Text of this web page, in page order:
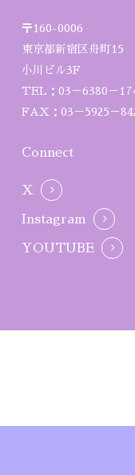
〒160-0006
東京都新宿区舟町15
小川ビル3F
TEL：03－6380－
FAX：03－5925－
Connect
X
Instagram
YOUTUBE